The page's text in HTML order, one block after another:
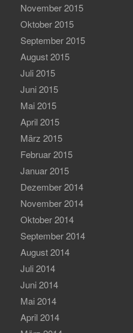
November 2015
Oktober 2015
September 2015
August 2015
Juli 2015
Juni 2015
Mai 2015
April 2015
März 2015
Februar 2015
Januar 2015
Dezember 2014
November 2014
Oktober 2014
September 2014
August 2014
Juli 2014
Juni 2014
Mai 2014
April 2014